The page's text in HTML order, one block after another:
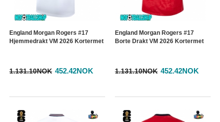
England Morgan Rogers #17
Hjemmedrakt VM 2026 Kortermet
1.131.10NOK 452.42NOK
England Morgan Rogers #17
Borte Drakt VM 2026 Kortermet
1.131.10NOK 452.42NOK